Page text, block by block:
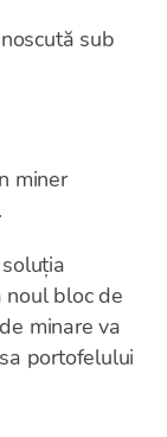
sub
miner
noul bloc de
minare va
portofelului